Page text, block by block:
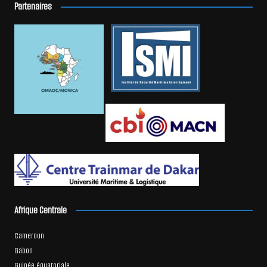
Partenaires
Afrique Centrale
Cameroun
Gabon